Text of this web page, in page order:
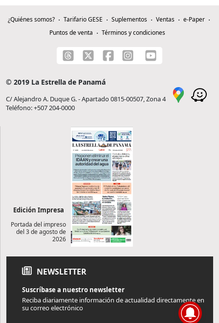
¿Quiénes somos? Tarifario GESE Suplementos Ventas
e-Paper
Puntos de venta
Términos y condiciones
© 2019 La Estrella de Panamá
C/ Alejandro A. Duque G. - Apartado 0815-00507, Zona 4
Teléfono: +507 204-0000
Edición Impresa
Portada del impreso
del 3 de agosto de
2026
NEWSLETTER
Suscríbase a nuestro newsletter
Reciba diariamente información de actualidad directamente en
su correo electrónico